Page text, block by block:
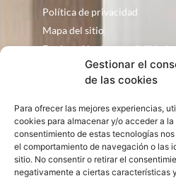
Gestionar el
de las cookies
Para ofrecer las mejores experiencias,
cookies para almacenar y/o acceder a
consentimiento de estas tecnologías
el comportamiento de navegación o las
sitio. No consentir o retirar el
negativamente a ciertas características
Política de privacidad
Mapa del sitio
Declaración de accesibilidad
Contacto
Fontanería Baquero
C/ Justo Zoco, 36 Ejea de los
Zaragoza – España
consultas@bqbath.es
693 21 32 44